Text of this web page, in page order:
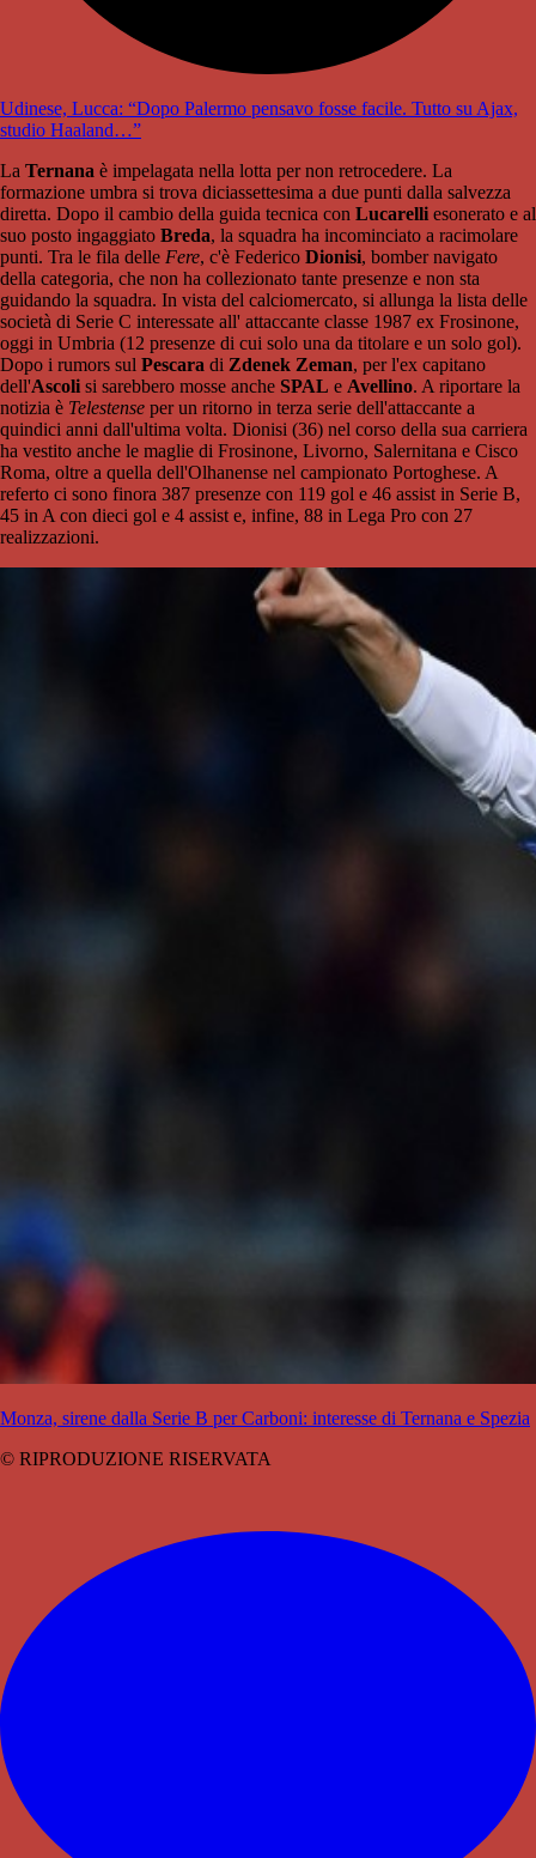
Udinese, Lucca: “Dopo Palermo pensavo fosse facile. Tutto su Ajax,
studio Haaland…”
La Ternana è impelagata nella lotta per non retrocedere. La
formazione umbra si trova diciassettesima a due punti dalla salvezza
diretta. Dopo il cambio della guida tecnica con Lucarelli esonerato e al
suo posto ingaggiato Breda, la squadra ha incominciato a racimolare
punti. Tra le fila delle Fere, c'è Federico Dionisi, bomber navigato
della categoria, che non ha collezionato tante presenze e non sta
guidando la squadra. In vista del calciomercato, si allunga la lista delle
società di Serie C interessate all' attaccante classe 1987 ex Frosinone,
oggi in Umbria (12 presenze di cui solo una da titolare e un solo gol).
Dopo i rumors sul Pescara di Zdenek Zeman, per l'ex capitano
dell'Ascoli si sarebbero mosse anche SPAL e Avellino. A riportare la
notizia è Telestense per un ritorno in terza serie dell'attaccante a
quindici anni dall'ultima volta. Dionisi (36) nel corso della sua carriera
ha vestito anche le maglie di Frosinone, Livorno, Salernitana e Cisco
Roma, oltre a quella dell'Olhanense nel campionato Portoghese. A
referto ci sono finora 387 presenze con 119 gol e 46 assist in Serie B,
45 in A con dieci gol e 4 assist e, infine, 88 in Lega Pro con 27
realizzazioni.
Monza, sirene dalla Serie B per Carboni: interesse di Ternana e Spezia
© RIPRODUZIONE RISERVATA